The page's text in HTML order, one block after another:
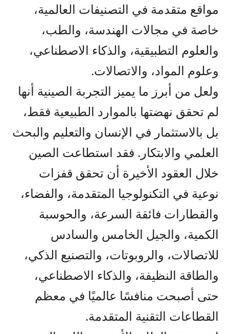
مواقع متقدمة في التصنيفات العالمية،
خاصة في مجالات الهندسة، والطب،
والعلوم التطبيقية، والذكاء الاصطناعي،
وعلوم المواد، والاتصالات.
ولعل من أبرز ما يميز التجربة الصينية أنها
لم تحقق نهضتها بالموارد الطبيعية فقط،
بل بالاستثمار في الإنسان والتعليم والبحث
العلمي والابتكار. فقد استطاعت الصين
خلال العقود الأخيرة أن تحقق قفزات
نوعية في التكنولوجيا المتقدمة، والفضاء،
والقطارات فائقة السرعة، والحوسبة
الكمية، والجيل الخامس والسادس
للاتصالات، والروبوتات، والتصنيع الذكي،
والطاقة النظيفة، والذكاء الاصطناعي،
حتى أصبحت منافسًا عالميًا في معظم
القطاعات التقنية المتقدمة.